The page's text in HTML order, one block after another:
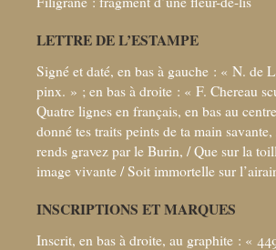
LETTRE DE L’ESTAMPE
Signé et daté, en bas à gauche : « N. de
pinx. » ; en bas à droite : « F. Chereau
Quatre lignes en français, en bas au
donné tes traits peints de ta main
rends gravez par le Burin, / Que sur la
image vivante / Soit immortelle sur
INSCRIPTIONS ET MARQUES
Inscrit, en bas à droite, au graphite : «